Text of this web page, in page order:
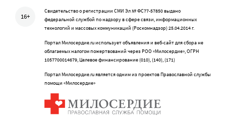
16+
Свидетельство о регистрации СМИ Эл № ФС77-57850 выдано
федеральной службой по надзору в сфере связи, информационных
технологий и массовых коммуникаций (Роскомнадзор) 25.04.2014 г.
Портал Милосердие.ru использует объявления и веб-сайт для сбора не
облагаемых налогом пожертвований через РОО «Милосердие», ОГРН
1057700014679, Целевое финансирование (010), (140), (171)
Портал Милосердие.ru является одним из проектов Православной службы
помощи «Милосердие»